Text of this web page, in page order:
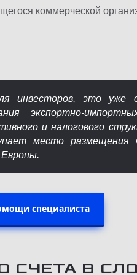
коммерческой
инвесторов, это уже
экспортно-
и налогового
место размещения
специалиста
СЧЕТА В